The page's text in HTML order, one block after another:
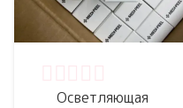
Осветляющая